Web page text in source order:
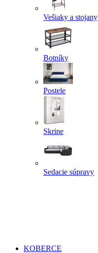
Vešiaky a stojany
Botníky
Postele
Skrine
Sedacie súpravy
KOBERCE